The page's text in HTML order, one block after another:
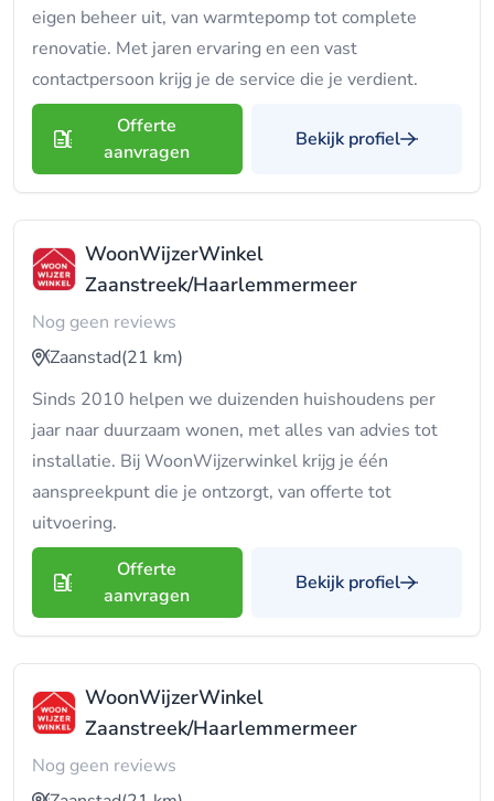
eigen beheer uit, van warmtepomp tot complete
renovatie. Met jaren ervaring en een vast
contactpersoon krijg je de service die je verdient.
Offerte
aanvragen
Bekijk profiel
WoonWijzerWinkel
Zaanstreek/Haarlemmermeer
Nog geen reviews
Zaanstad(21 km)
Sinds 2010 helpen we duizenden huishoudens per
jaar naar duurzaam wonen, met alles van advies tot
installatie. Bij WoonWijzerwinkel krijg je één
aanspreekpunt die je ontzorgt, van offerte tot
uitvoering.
Offerte
aanvragen
Bekijk profiel
WoonWijzerWinkel
Zaanstreek/Haarlemmermeer
Nog geen reviews